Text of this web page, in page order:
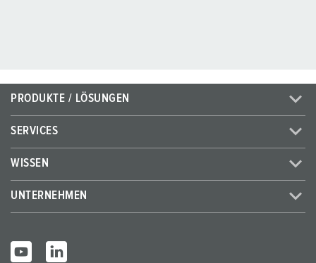
PRODUKTE / LÖSUNGEN
SERVICES
WISSEN
UNTERNEHMEN